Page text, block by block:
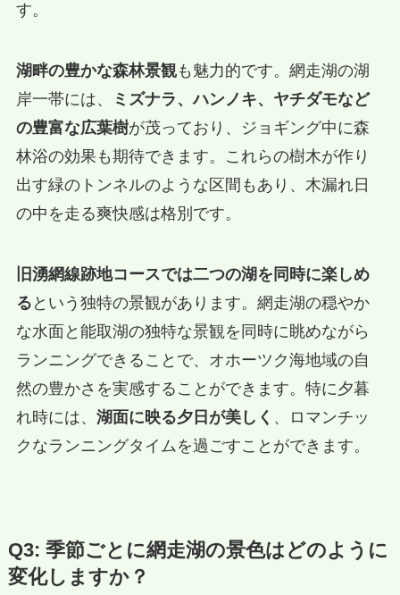
す。
湖畔の豊かな森林景観も魅力的です。網走湖の湖
岸一帯には、
ミズナラ、ハンノキ、ヤチダモなど
の豊富な広葉樹が茂っており、ジョギング中に森
林浴の効果も期待できます。これらの樹木が作り
出す緑のトンネルのような区間もあり、木漏れ日
の中を走る爽快感は格別です。
旧湧網線跡地コースでは二つの湖を同時に楽しめ
る という独特の景観があります。網走湖の穏やか
な水面と能取湖の独特な景観を同時に眺めながら
ランニングできることで、オホーツク海地域の自
然の豊かさを実感することができます。特に夕暮
れ時には、 湖面に映る夕日が美しく 、ロマンチッ
クなランニングタイムを過ごすことができます。
Q3: 季節ごとに網走湖の景色はどのように
変化しますか？